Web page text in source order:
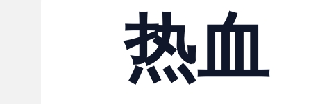
角色图鉴
热血